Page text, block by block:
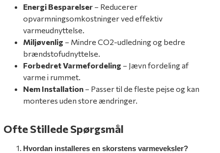
Energi Besparelser – Reducerer
opvarmningsomkostninger ved effektiv
varmeudnyttelse.
Miljøvenlig – Mindre CO2-udledning og bedre
brændstofudnyttelse.
Forbedret Varmefordeling – Jævn fordeling af
varme i rummet.
Nem Installation – Passer til de fleste pejse og kan
monteres uden store ændringer.
Ofte Stillede Spørgsmål
Hvordan installeres en skorstens varmeveksler?